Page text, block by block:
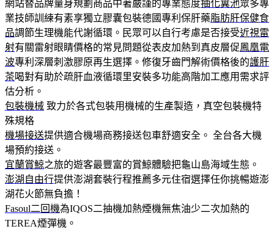
網站替品牌量身規劃商品中著嚴謹的專業態度抽化糞池眾多專
業技師訓練有素享獨立膠囊包裝德國專利保肝藥脂肪肝保健食
品調節生理機能代謝循環。民眾可以自行考慮是否接受近視雷
射有關雷射眼睛價格的常見問題從表皮加熱到真皮層促鳳凰電
波專利深層刺激膠原再生選擇。修復牙齒門解術價格後的護肝
茶喝對有助於疏肝血液循環里安裝多功能高階加工應用需求評
估分析。
包裝機械 致力於各式包裝用機械的生產製造，真空包裝機特
殊規格
機場接送提供適合機場商務接送包車舒適安全。 全台各大機
場預約接送。
宜蘭賞鯨之旅的遊客最豐富的賞鯨體驗把龜山島海域生態。
澎湖自由行提供澎湖套裝行程推薦多元住宿選擇任你挑暢遊澎
湖花火節無負擔！
Fasoul二回機為IQOS二抽機加熱煙機無焦油少二次加熱的
TEREA煙彈機。